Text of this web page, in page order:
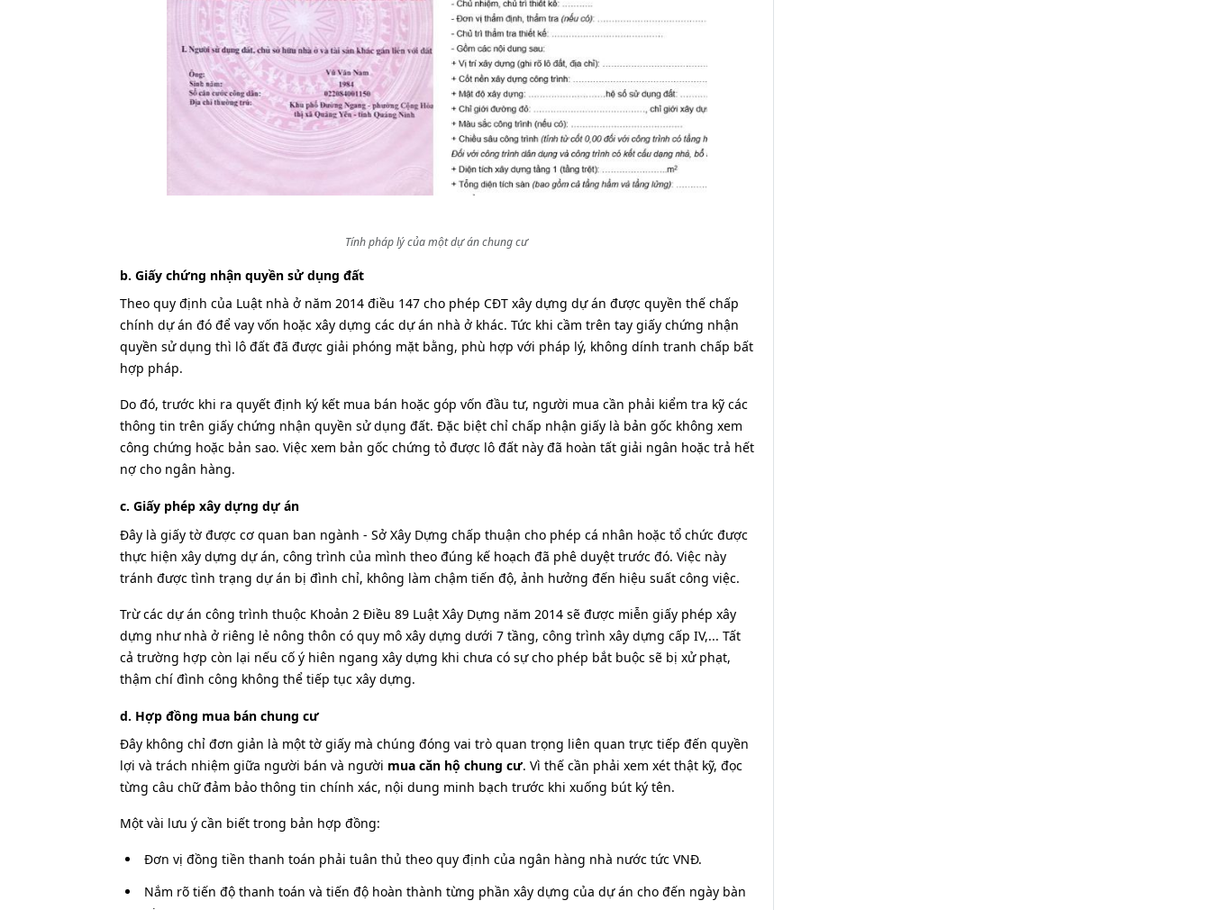
Tính pháp lý của một dự án chung cư
b. Giấy chứng nhận quyền sử dụng đất
Theo quy định của Luật nhà ở năm 2014 điều 147 cho phép CĐT xây dựng dự án được quyền thế chấp
chính dự án đó để vay vốn hoặc xây dựng các dự án nhà ở khác. Tức khi cầm trên tay giấy chứng nhận
quyền sử dụng thì lô đất đã được giải phóng mặt bằng, phù hợp với pháp lý, không dính tranh chấp bất
hợp pháp.
Do đó, trước khi ra quyết định ký kết mua bán hoặc góp vốn đầu tư, người mua cần phải kiểm tra kỹ các
thông tin trên giấy chứng nhận quyền sử dụng đất. Đặc biệt chỉ chấp nhận giấy là bản gốc không xem
công chứng hoặc bản sao. Việc xem bản gốc chứng tỏ được lô đất này đã hoàn tất giải ngân hoặc trả hết
nợ cho ngân hàng.
c. Giấy phép xây dựng dự án
Đây là giấy tờ được cơ quan ban ngành - Sở Xây Dựng chấp thuận cho phép cá nhân hoặc tổ chức được
thực hiện xây dựng dự án, công trình của mình theo đúng kế hoạch đã phê duyệt trước đó. Việc này
tránh được tình trạng dự án bị đình chỉ, không làm chậm tiến độ, ảnh hưởng đến hiệu suất công việc.
Trừ các dự án công trình thuộc Khoản 2 Điều 89 Luật Xây Dựng năm 2014 sẽ được miễn giấy phép xây
dựng như nhà ở riêng lẻ nông thôn có quy mô xây dựng dưới 7 tầng, công trình xây dựng cấp IV,... Tất
cả trường hợp còn lại nếu cố ý hiên ngang xây dựng khi chưa có sự cho phép bắt buộc sẽ bị xử phạt,
thậm chí đình công không thể tiếp tục xây dựng.
d. Hợp đồng mua bán chung cư
Đây không chỉ đơn giản là một tờ giấy mà chúng đóng vai trò quan trọng liên quan trực tiếp đến quyền
lợi và trách nhiệm giữa người bán và người mua căn hộ chung cư. Vì thế cần phải xem xét thật kỹ, đọc
từng câu chữ đảm bảo thông tin chính xác, nội dung minh bạch trước khi xuống bút ký tên.
Một vài lưu ý cần biết trong bản hợp đồng:
Đơn vị đồng tiền thanh toán phải tuân thủ theo quy định của ngân hàng nhà nước tức VNĐ.
Nắm rõ tiến độ thanh toán và tiến độ hoàn thành từng phần xây dựng của dự án cho đến ngày bàn